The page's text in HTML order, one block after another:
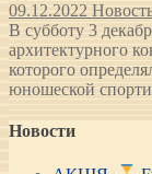
09.12.2022
В субботу 3
архитектурного
которого
юношеской
Новости